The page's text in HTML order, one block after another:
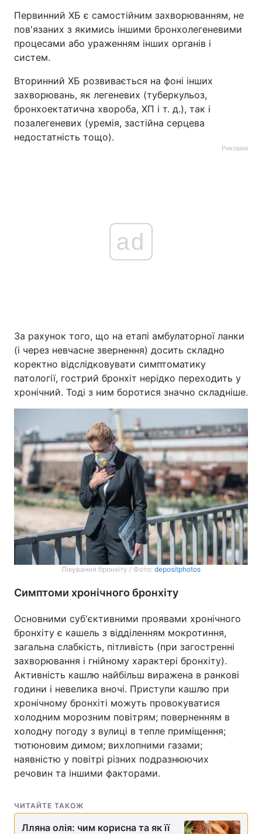
Первинний ХБ є самостійним захворюванням, не
пов'язаних з якимись іншими бронхолегеневими
процесами або ураженням інших органів і
систем.
Вторинний ХБ розвивається на фоні інших
захворювань, як легеневих (туберкульоз,
бронхоектатична хвороба, ХП і т. д.), так і
позалегеневих (уремія, застійна серцева
недостатність тощо).
Реклама
ad
За рахунок того, що на етапі амбулаторної ланки
(і через невчасне звернення) досить складно
коректно відслідковувати симптоматику
патології, гострий бронхіт нерідко переходить у
хронічний. Тоді з ним боротися значно складніше.
Лікування бронхіту / Фото: depositphotos
Симптоми хронічного бронхіту
Основними суб'єктивними проявами хронічного
бронхіту є кашель з відділенням мокротиння,
загальна слабкість, пітливість (при загостренні
захворювання і гнійному характері бронхіту).
Активність кашлю найбільш виражена в ранкові
години і невелика вночі. Приступи кашлю при
хронічному бронхіті можуть провокуватися
холодним морозним повітрям; поверненням в
холодну погоду з вулиці в тепле приміщення;
тютюновим димом; вихлопними газами;
наявністю у повітрі різних подразнюючих
речовин та іншими факторами.
ЧИТАЙТЕ ТАКОЖ
Лляна олія: чим корисна та як її